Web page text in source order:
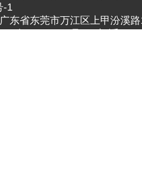
-1
东省东莞市万江区上甲汾溪